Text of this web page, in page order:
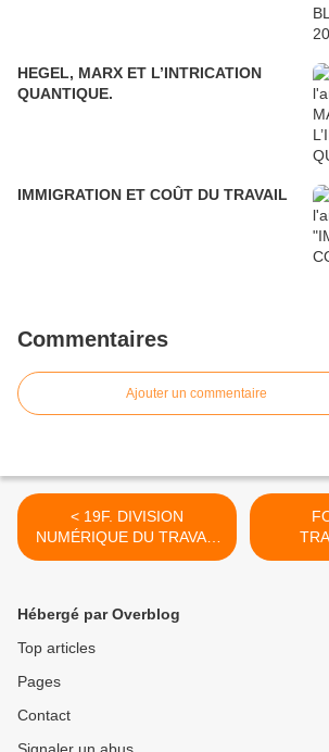
HEGEL, MARX ET L’INTRICATION
QUANTIQUE.
IMMIGRATION ET COÛT DU TRAVAIL
Commentaires
Ajouter un commentaire
< 19F. DIVISION
NUMÉRIQUE DU TRAVAIL
NUMÉRISÉ.
Hébergé par Overblog
Top articles
Pages
Contact